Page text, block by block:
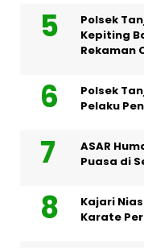
Polsek
Kepiting
Rekaman
Polsek
Pelaku
ASAR
Puasa di
Kajari
Karate